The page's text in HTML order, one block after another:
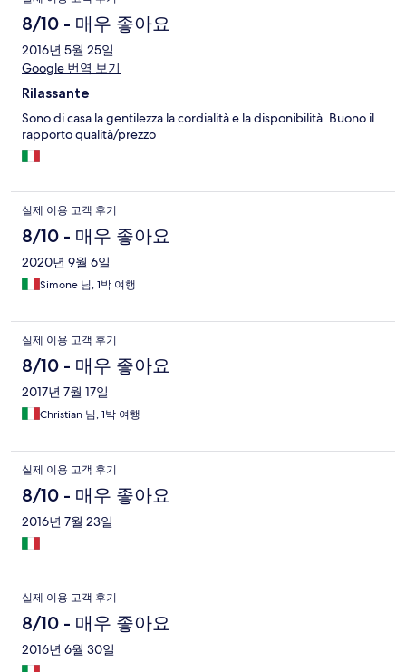
8/10 - 매우 좋아요
2016년 5월 25일
Google 번역 보기
Rilassante
Sono di casa la gentilezza la cordialità e la disponibilità. Buono il
rapporto qualità/prezzo
실제 이용 고객 후기
8/10 - 매우 좋아요
2020년 9월 6일
Simone 님, 1박 여행
실제 이용 고객 후기
8/10 - 매우 좋아요
2017년 7월 17일
Christian 님, 1박 여행
실제 이용 고객 후기
8/10 - 매우 좋아요
2016년 7월 23일
실제 이용 고객 후기
8/10 - 매우 좋아요
2016년 6월 30일